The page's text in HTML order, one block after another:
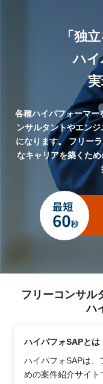
「独
ハ
各種ハイパフォーマー
ンサルタントやエン
になります。フリーラ
なキャリアを築くた
フリーコンサル
ハ
ハイパフォSAPとは
ハイパフォSAPは、
めの案件紹介サイト